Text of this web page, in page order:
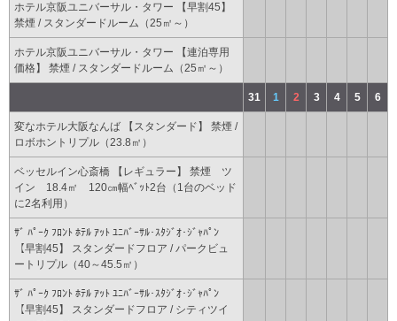
ホテル京阪ユニバーサル・タワー 【早割45】
禁煙 / スタンダードルーム（25㎡～）
ホテル京阪ユニバーサル・タワー 【連泊専用
価格】 禁煙 / スタンダードルーム（25㎡～）
31 1 2 3 4 5 6
変なホテル大阪なんば 【スタンダード】 禁煙 /
ロボホントリプル（23.8㎡）
ベッセルイン心斎橋 【レギュラー】 禁煙 ツ
イン 18.4㎡ 120㎝幅ﾍﾞｯﾄ2台（1台のベッド
に2名利用）
ｻﾞ ﾊﾟｰｸ ﾌﾛﾝﾄ ﾎﾃﾙ ｱｯﾄ ﾕﾆﾊﾞｰｻﾙ･ｽﾀｼﾞｵ･ｼﾞｬﾊﾟﾝ
【早割45】 スタンダードフロア / パークビュ
ートリプル（40～45.5㎡）
ｻﾞ ﾊﾟｰｸ ﾌﾛﾝﾄ ﾎﾃﾙ ｱｯﾄ ﾕﾆﾊﾞｰｻﾙ･ｽﾀｼﾞｵ･ｼﾞｬﾊﾟﾝ
【早割45】 スタンダードフロア / シティツイ